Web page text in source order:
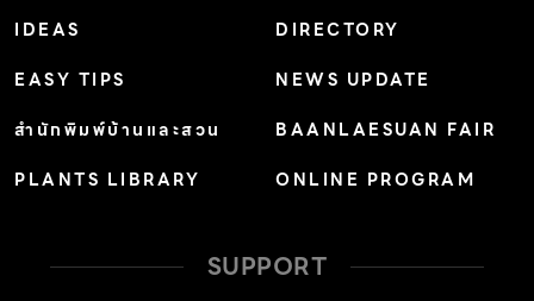
IDEAS
EASY TIPS
สำนักพิมพ์บ้านและสวน
PLANTS LIBRARY
DIRECTORY
NEWS UPDATE
BAANLAESUAN FAIR
ONLINE PROGRAM
SUPPORT